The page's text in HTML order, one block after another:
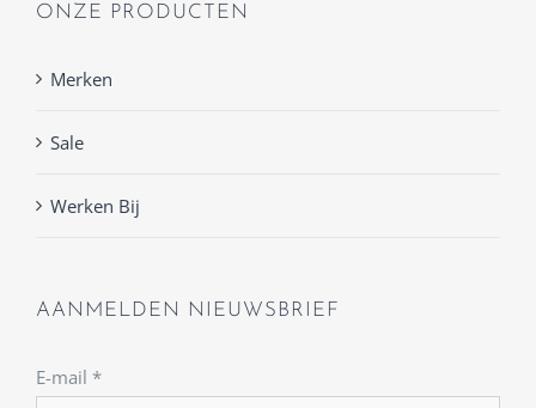
ONZE PRODUCTEN
Merken
Sale
Werken Bij
AANMELDEN NIEUWSBRIEF
E-mail *